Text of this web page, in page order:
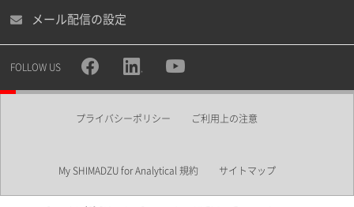
所属部署
メール配信の設定
FOLLOW US
プライバシーポリシー ご利用上の注意
My SHIMADZU for Analytical 規約 サイトマップ